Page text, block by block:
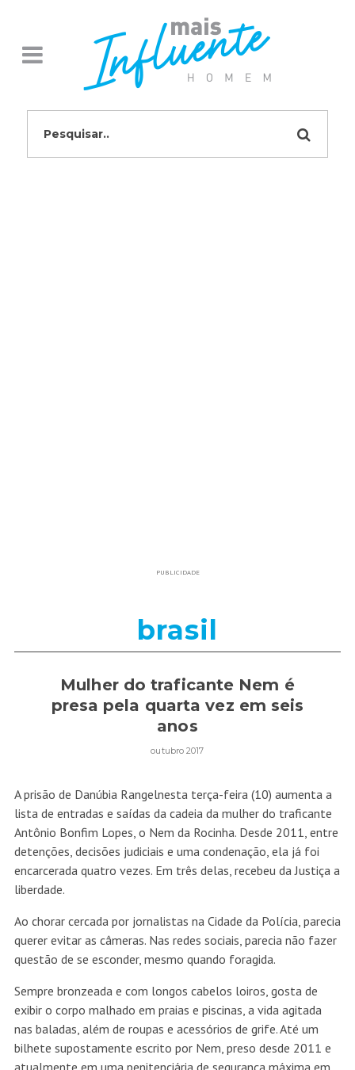
PUBLICIDADE
brasil
Mulher do traficante Nem é
presa pela quarta vez em seis
anos
outubro 2017
A prisão de Danúbia Rangelnesta terça-feira (10) aumenta a
lista de entradas e saídas da cadeia da mulher do traficante
Antônio Bonfim Lopes, o Nem da Rocinha. Desde 2011, entre
detenções, decisões judiciais e uma condenação, ela já foi
encarcerada quatro vezes. Em três delas, recebeu da Justiça a
liberdade.
Ao chorar cercada por jornalistas na Cidade da Polícia, parecia
querer evitar as câmeras. Nas redes sociais, parecia não fazer
questão de se esconder, mesmo quando foragida.
Sempre bronzeada e com longos cabelos loiros, gosta de
exibir o corpo malhado em praias e piscinas, a vida agitada
nas baladas, além de roupas e acessórios de grife. Até um
bilhete supostamente escrito por Nem, preso desde 2011 e